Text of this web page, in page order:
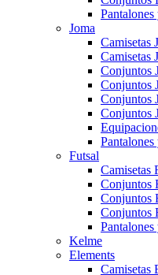
Joma
Camisetas
Camisetas
Conjuntos
Conjuntos
Conjuntos
Conjuntos
Futsal
Camisetas
Conjuntos
Conjuntos
Conjuntos
Kelme
Elements
Camisetas